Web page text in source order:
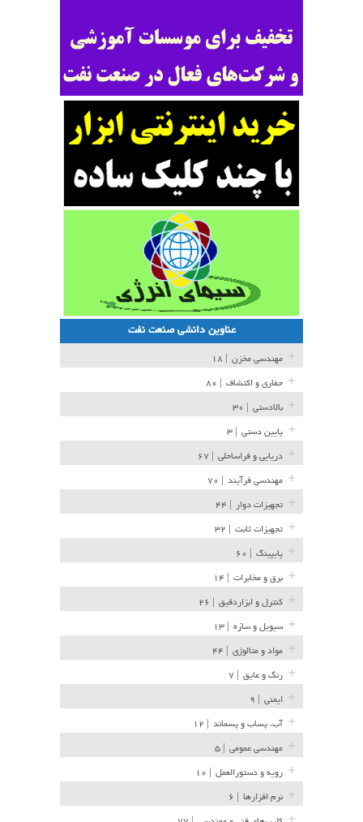
عناوین دانشی صنعت نفت
مهندسی مخزن
حفاری و اکتشاف
بالادستی
پایین دستی
دریایی و فراساحلی
مهندسی فرآیند
تجهیزات دوار
تجهیزات ثابت
پایپینگ
برق و مخابرات
کنترل و ابزاردقیق
سیویل و سازه
مواد و متالوژی
رنگ و عایق
ایمنی
آب، پساب و پسماند
مهندسی عمومی
رویه و دستورالعمل
نرم افزارها